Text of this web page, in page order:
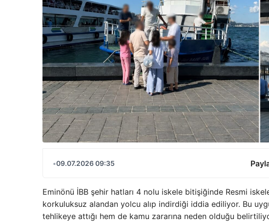
•09.07.2026 09:35
Eminönü İBB şehir hatları 4 nolu iskele bitişiğinde Resmi
korkuluksuz alandan yolcu alıp indirdiği iddia ediliyor. Bu
tehlikeye attığı hem de kamu zararına neden olduğu